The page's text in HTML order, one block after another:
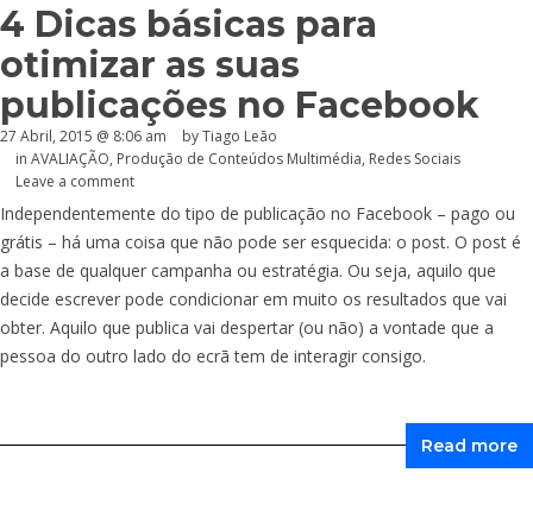
4 Dicas básicas para
otimizar as suas
publicações no Facebook
27 Abril, 2015 @ 8:06 am
by Tiago Leão
in AVALIAÇÃO, Produção de Conteúdos Multimédia, Redes Sociais
Leave a comment
Independentemente do tipo de publicação no Facebook – pago ou
grátis – há uma coisa que não pode ser esquecida: o post. O post é
a base de qualquer campanha ou estratégia. Ou seja, aquilo que
decide escrever pode condicionar em muito os resultados que vai
obter. Aquilo que publica vai despertar (ou não) a vontade que a
pessoa do outro lado do ecrã tem de interagir consigo.
Read more